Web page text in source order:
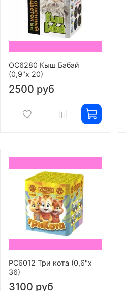
ОС6280 Кыш Бабай
(0,9"х 20)
2500 руб
РС6012 Три кота (0,6"х
36)
3100 руб